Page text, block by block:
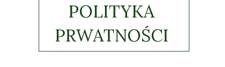
POLITYKA
PRWATNOŚCI